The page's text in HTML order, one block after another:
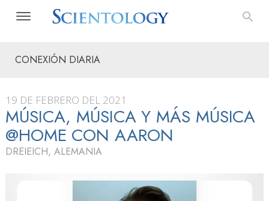
CONEXIÓN DIARIA
19 DE FEBRERO DEL 2021
MÚSICA, MÚSICA Y MÁS MÚSICA
@HOME CON AARON
DREIEICH, ALEMANIA